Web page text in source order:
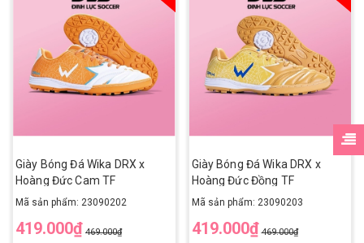
Giày Bóng Đá Wika DRX x
Hoàng Đức Cam TF
Mã sản phẩm: 23090202
419.000₫ 469.000₫
Giày Bóng Đá Wika DRX x
Hoàng Đức Đồng TF
Mã sản phẩm: 23090203
419.000₫ 469.000₫